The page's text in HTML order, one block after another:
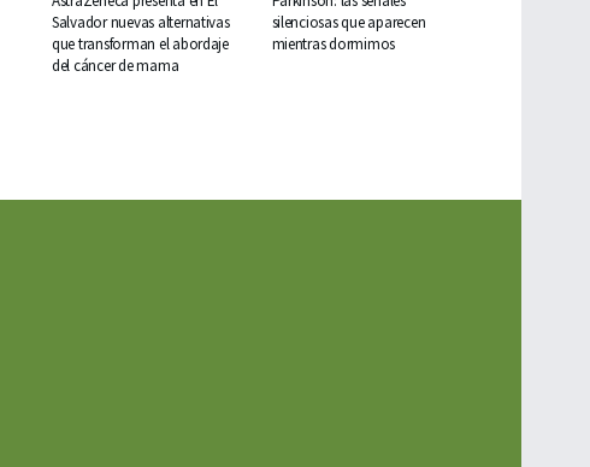
Salvador nuevas alternativas
que transforman el abordaje
del cáncer de mama
silenciosas que aparecen
mientras dormimos